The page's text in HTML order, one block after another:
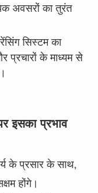
अवसरों का तुरंत
सिस्टम का
प्रचारों के माध्यम से
इसका प्रभाव
के प्रसार के साथ,
होंगे।